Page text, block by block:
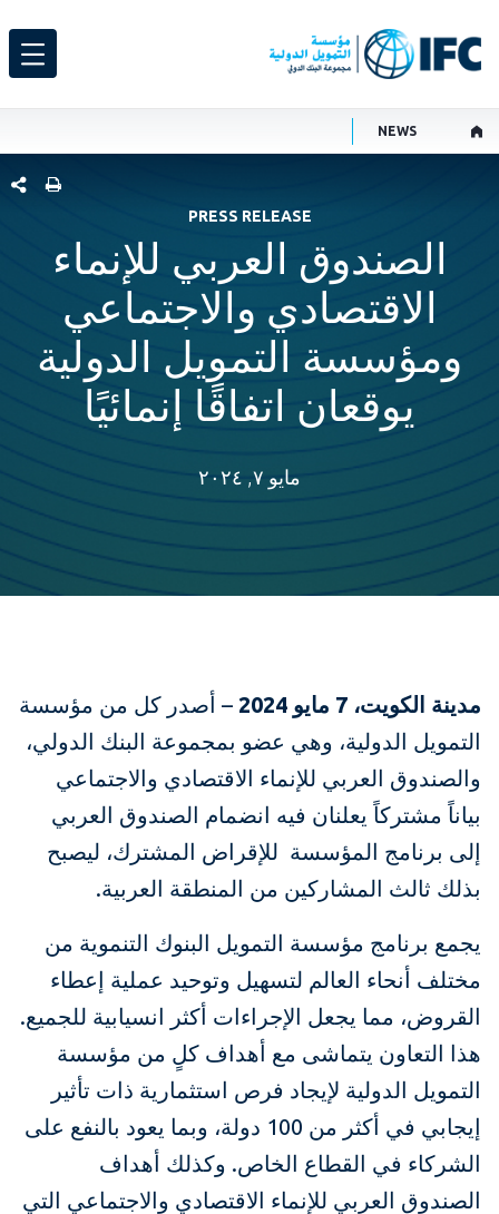
NEWS
شارك
PRESS RELEASE
الصندوق العربي للإنماء
الاقتصادي والاجتماعي
ومؤسسة التمويل الدولية
يوقعان اتفاقًا إنمائيًا
مايو ٧, ٢٠٢٤
مدينة الكويت، 7 مايو 2024
– أصدر كل من مؤسسة
التمويل الدولية، وهي عضو بمجموعة البنك الدولي،
والصندوق العربي للإنماء الاقتصادي والاجتماعي
بياناً مشتركاً يعلنان فيه انضمام الصندوق العربي
إلى برنامج المؤسسة للإقراض المشترك، ليصبح
بذلك ثالث المشاركين من المنطقة العربية.
يجمع برنامج مؤسسة التمويل البنوك التنموية من
مختلف أنحاء العالم لتسهيل وتوحيد عملية إعطاء
القروض، مما يجعل الإجراءات أكثر انسيابية للجميع.
هذا التعاون يتماشى مع أهداف كلٍ من مؤسسة
التمويل الدولية لإيجاد فرص استثمارية ذات تأثير
إيجابي في أكثر من 100 دولة، وبما يعود بالنفع على
الشركاء في القطاع الخاص. وكذلك أهداف
الصندوق العربي للإنماء الاقتصادي والاجتماعي التي